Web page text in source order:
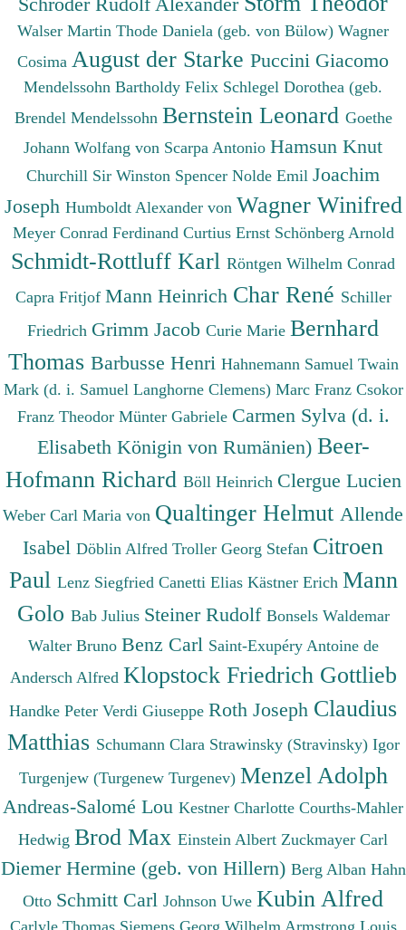
Walser Martin Thode Daniela (geb. von Bülow) Wagner
Cosima August der Starke Puccini Giacomo
Mendelssohn Bartholdy Felix Schlegel Dorothea (geb.
Brendel Mendelssohn Bernstein Leonard Goethe
Johann Wolfang von Scarpa Antonio Hamsun Knut
Churchill Sir Winston Spencer Nolde Emil Joachim
Joseph Humboldt Alexander von Wagner Winifred
Meyer Conrad Ferdinand Curtius Ernst Schönberg Arnold
Schmidt-Rottluff Karl Röntgen Wilhelm Conrad
Capra Fritjof Mann Heinrich Char René Schiller
Friedrich Grimm Jacob Curie Marie Bernhard
Thomas Barbusse Henri Hahnemann Samuel Twain
Mark (d. i. Samuel Langhorne Clemens) Marc Franz Csokor
Franz Theodor Münter Gabriele Carmen Sylva (d. i.
Elisabeth Königin von Rumänien) Beer-
Hofmann Richard Böll Heinrich Clergue Lucien
Weber Carl Maria von Qualtinger Helmut Allende
Isabel Döblin Alfred Troller Georg Stefan Citroen
Paul Lenz Siegfried Canetti Elias Kästner Erich Mann
Golo Bab Julius Steiner Rudolf Bonsels Waldemar
Walter Bruno Benz Carl Saint-Exupéry Antoine de
Andersch Alfred Klopstock Friedrich Gottlieb
Handke Peter Verdi Giuseppe Roth Joseph Claudius
Matthias Schumann Clara Strawinsky (Stravinsky) Igor
Turgenjew (Turgenew Turgenev) Menzel Adolph
Andreas-Salomé Lou Kestner Charlotte Courths-Mahler
Hedwig Brod Max Einstein Albert Zuckmayer Carl
Diemer Hermine (geb. von Hillern) Berg Alban Hahn
Otto Schmitt Carl Johnson Uwe Kubin Alfred
Carlyle Thomas Siemens Georg Wilhelm Armstrong Louis